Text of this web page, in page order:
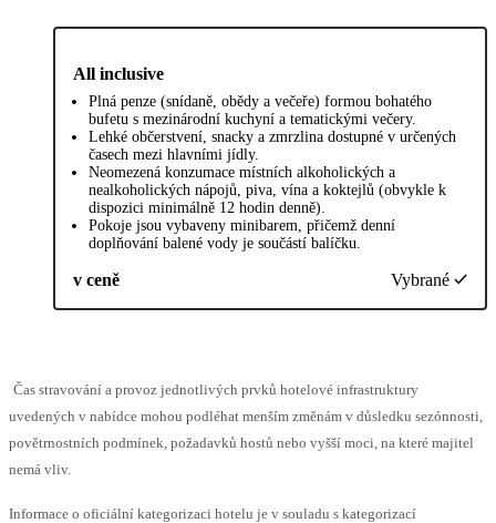
All inclusive
Plná penze (snídaně, obědy a večeře) formou bohatého
bufetu s mezinárodní kuchyní a tematickými večery.
Lehké občerstvení, snacky a zmrzlina dostupné v určených
časech mezi hlavními jídly.
Neomezená konzumace místních alkoholických a
nealkoholických nápojů, piva, vína a koktejlů (obvykle k
dispozici minimálně 12 hodin denně).
Pokoje jsou vybaveny minibarem, přičemž denní
doplňování balené vody je součástí balíčku.
v ceně Vybrané
Čas stravování a provoz jednotlivých prvků hotelové infrastruktury
uvedených v nabídce mohou podléhat menším změnám v důsledku sezónnosti,
povětrnostních podmínek, požadavků hostů nebo vyšší moci, na které majitel
nemá vliv.
Informace o oficiální kategorizaci hotelu je v souladu s kategorizací